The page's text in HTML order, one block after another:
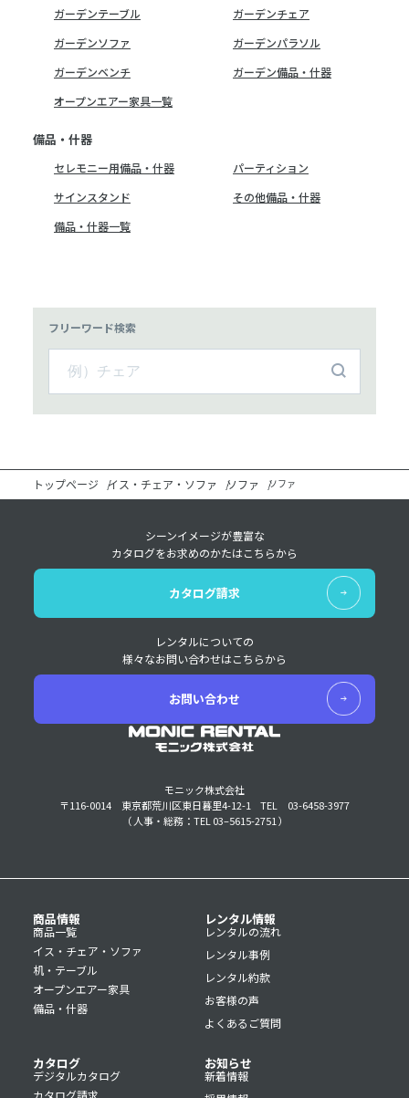
ガーデンテーブル
ガーデンチェア
ガーデンソファ
ガーデンパラソル
ガーデンベンチ
ガーデン備品・什器
オープンエアー家具一覧
備品・什器
セレモニー用備品・什器
パーティション
サインスタンド
その他備品・什器
備品・什器一覧
フリーワード検索
トップページ イス・チェア・ソファ ソファ ソファ
モニック株式会社
〒116-0014 東京都荒川区東日暮里4-12-1
TEL 03-6458-3977
（ 人事・総務：TEL 03–5615-2751 ）
シーンイメージが豊富な
カタログをお求めのかたはこちらから
カタログ請求
レンタルについての
様々なお問い合わせはこちらから
お問い合わせ
商品情報
商品一覧
イス・チェア・ソファ
机・テーブル
オープンエアー家具
備品・什器
レンタル情報
レンタルの流れ
レンタル事例
レンタル約款
お客様の声
よくあるご質問
カタログ
デジタルカタログ
カタログ請求
お知らせ
新着情報